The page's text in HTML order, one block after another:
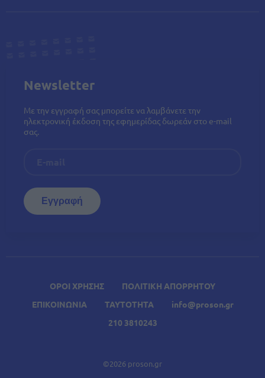
ΟΡΟΙ ΧΡΗΣΗΣ
ΠΟΛΙΤΙΚΗ ΑΠΟΡΡΗΤΟΥ
ΕΠΙΚΟΙΝΩΝΙΑ
ΤΑΥΤΟΤΗΤΑ
info@proson.gr
210 3810243
©2026 proson.gr
Newsletter
Με την εγγραφή σας μπορείτε να λαμβάνετε την
ηλεκτρονική έκδοση της εφημερίδας δωρεάν στο e-mail
σας.